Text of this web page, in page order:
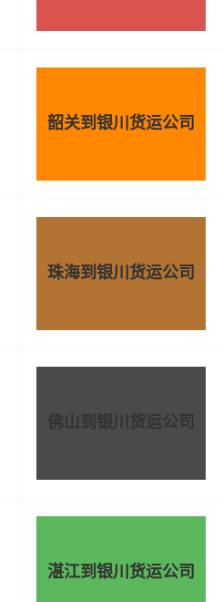
韶关到银川货运公司
珠海到银川货运公司
佛山到银川货运公司
湛江到银川货运公司